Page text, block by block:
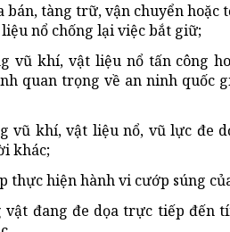
bán, tàng trữ, vận chuyển
nổ chống lại việc bắt giữ;
vũ khí, vật liệu nổ tấn công
quan trọng về an ninh quốc
vũ khí, vật liệu nổ, vũ lực đe
khác;
hiện hành vi cướp súng
vật đang đe dọa trực tiếp đến